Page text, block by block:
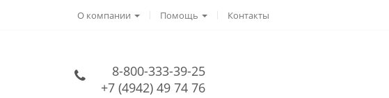
О компании Помощь Контакты
8-800-333-39-25
+7 (4942) 49 74 76